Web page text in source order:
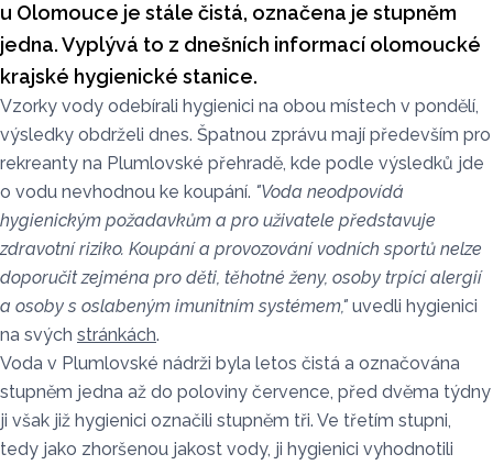
u Olomouce je stále čistá, označena je stupněm
jedna. Vyplývá to z dnešních informací olomoucké
krajské hygienické stanice.
Vzorky vody odebírali hygienici na obou místech v pondělí,
výsledky obdrželi dnes. Špatnou zprávu mají především pro
rekreanty na Plumlovské přehradě, kde podle výsledků jde
o vodu nevhodnou ke koupání. "Voda neodpovídá
hygienickým požadavkům a pro uživatele představuje
zdravotní riziko. Koupání a provozování vodních sportů nelze
doporučit zejména pro děti, těhotné ženy, osoby trpící alergií
a osoby s oslabeným imunitním systémem," uvedli hygienici
na svých stránkách.
Voda v Plumlovské nádrži byla letos čistá a označována
stupněm jedna až do poloviny července, před dvěma týdny
ji však již hygienici označili stupněm tři. Ve třetím stupni,
tedy jako zhoršenou jakost vody, ji hygienici vyhodnotili